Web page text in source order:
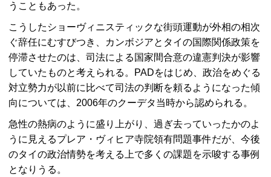
うこともあった。
こうしたショーヴィニスティックな街頭運動が外相の相次
ぐ辞任にむすびつき、カンボジアとタイの国際関係政策を
停滞させたのは、司法による国家間合意の違憲判決が影響
していたものと考えられる。PADをはじめ、政治をめぐる
対立勢力が以前に比べて司法の判断を頼るようになった傾
向については、2006年のクーデタ当時から認められる。
急性の熱病のように盛り上がり、過ぎ去っていったかのよ
うに見えるプレア・ヴィヒア寺院領有問題事件だが、今後
のタイの政治情勢を考える上で多くの課題を示唆する事例
となりうる。